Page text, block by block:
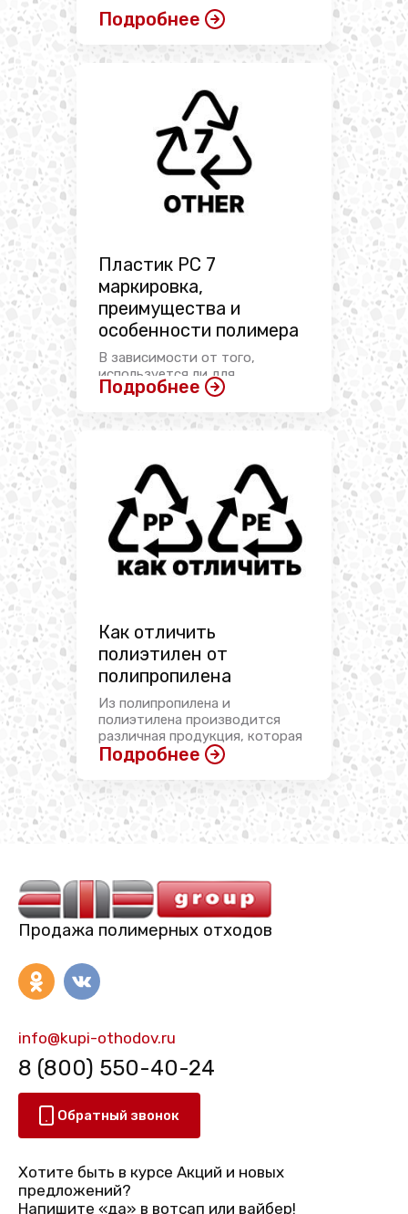
Подробнее
Пластик PC 7
маркировка,
преимущества и
особенности полимера
В зависимости от того,
используется ли для
изготовления той ...
Подробнее
Как отличить
полиэтилен от
полипропилена
Из полипропилена и
полиэтилена производится
различная продукция, которая
имеет ...
Подробнее
Продажа полимерных отходов
info@kupi-othodov.ru
8 (800) 550-40-24
Обратный звонок
Хотите быть в курсе Акций и новых
предложений?
Напишите «да» в вотсап или вайбер!